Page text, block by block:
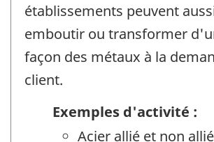
établissements peuvent
emboutir ou transformer
façon des métaux à la
client.
Exemples d'activité :
Acier allié et non